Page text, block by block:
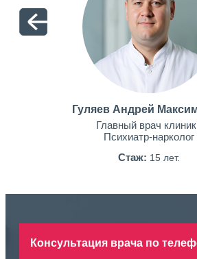
Гуляев Андрей
Главный врач
Психиатр-нарколог
Стаж: 15 лет.
Консультация врача по